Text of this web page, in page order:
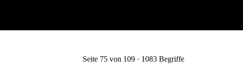
Seite 75 von 109 · 1083 Begriffe